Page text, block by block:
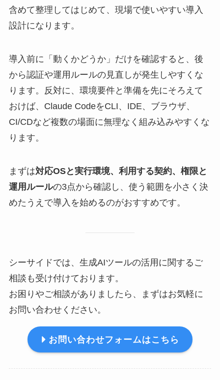
含めて整理してはじめて、現場で使いやすい導入
設計になります。
導入前に「動くかどうか」だけを確認すると、後
から認証や運用ルールの見直しが発生しやすくな
ります。反対に、環境要件と準備を先にそろえて
おけば、Claude CodeをCLI、IDE、ブラウザ、
CI/CDなど複数の場面に無理なく組み込みやすくな
ります。
まずは対応OSと実行環境、利用する契約、権限と
運用ルールの3点から確認し、使う範囲を小さく決
めたうえで導入を始めるのがおすすめです。
シーサイドでは、生成AIツールの活用に関するご
相談も受け付けております。
お困りやご相談がありましたら、まずはお気軽に
お問い合わせください。
お問い合わせフォームはこちら